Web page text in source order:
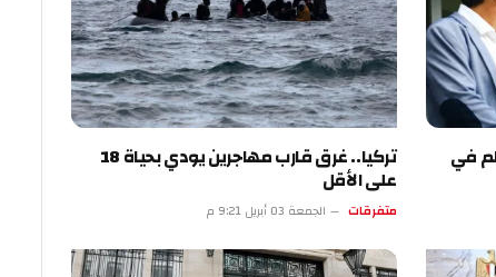
تركيا.. غرق قارب مهاجرين يودي بحياة 18
على الأقل
متفرقات الجمعة 03 أبريل 9:21 م